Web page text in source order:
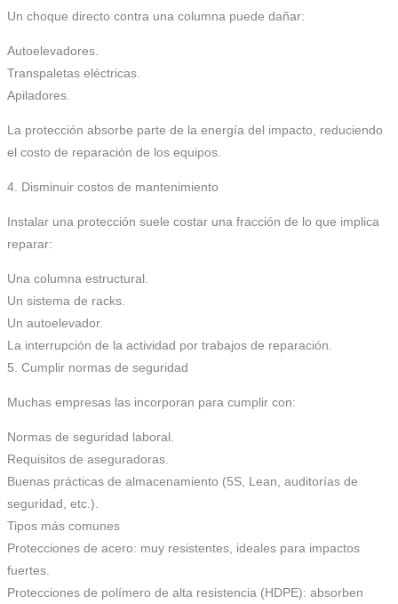
Un choque directo contra una columna puede dañar:
Autoelevadores.
Transpaletas eléctricas.
Apiladores.
La protección absorbe parte de la energía del impacto, reduciendo
el costo de reparación de los equipos.
4. Disminuir costos de mantenimiento
Instalar una protección suele costar una fracción de lo que implica
reparar:
Una columna estructural.
Un sistema de racks.
Un autoelevador.
La interrupción de la actividad por trabajos de reparación.
5. Cumplir normas de seguridad
Muchas empresas las incorporan para cumplir con:
Normas de seguridad laboral.
Requisitos de aseguradoras.
Buenas prácticas de almacenamiento (5S, Lean, auditorías de
seguridad, etc.).
Tipos más comunes
Protecciones de acero: muy resistentes, ideales para impactos
fuertes.
Protecciones de polímero de alta resistencia (HDPE): absorben